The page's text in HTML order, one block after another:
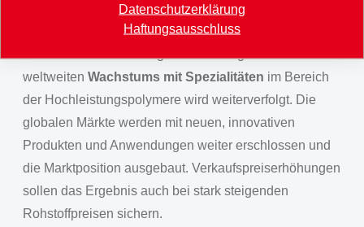
Datenschutzerklärung
Haftungsausschluss
Betreffend die eigene Geschäftsentwicklung ist EMS
weltweiten Wachstums mit Spezialitäten im Bereich
der Hochleistungspolymere wird weiterverfolgt. Die
globalen Märkte werden mit neuen, innovativen
Produkten und Anwendungen weiter erschlossen und
die Marktposition ausgebaut. Verkaufspreiserhöhungen
sollen das Ergebnis auch bei stark steigenden
Rohstoffpreisen sichern.